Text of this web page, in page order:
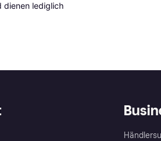
dienen lediglich